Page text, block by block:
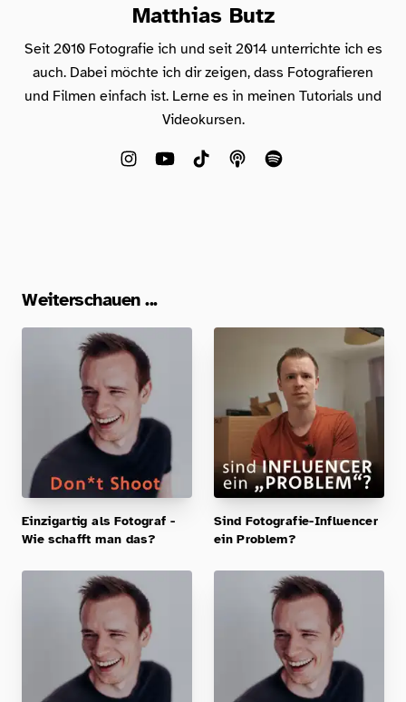
Matthias Butz
Seit 2010 Fotografie ich und seit 2014 unterrichte ich es
auch. Dabei möchte ich dir zeigen, dass Fotografieren
und Filmen einfach ist. Lerne es in meinen Tutorials und
Videokursen.
Weiterschauen ...
Einzigartig als Fotograf -
Wie schafft man das?
Sind Fotografie-Influencer
ein Problem?